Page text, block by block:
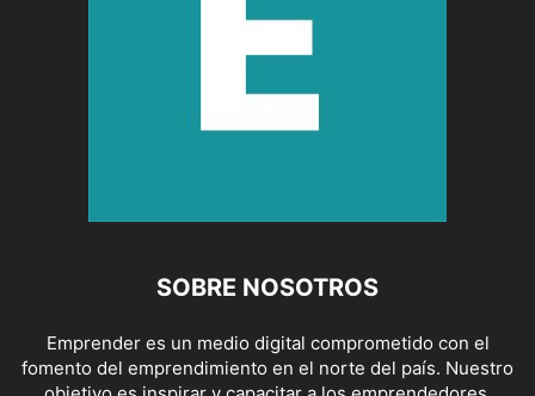
SOBRE NOSOTROS
Emprender es un medio digital comprometido con el
fomento del emprendimiento en el norte del país. Nuestro